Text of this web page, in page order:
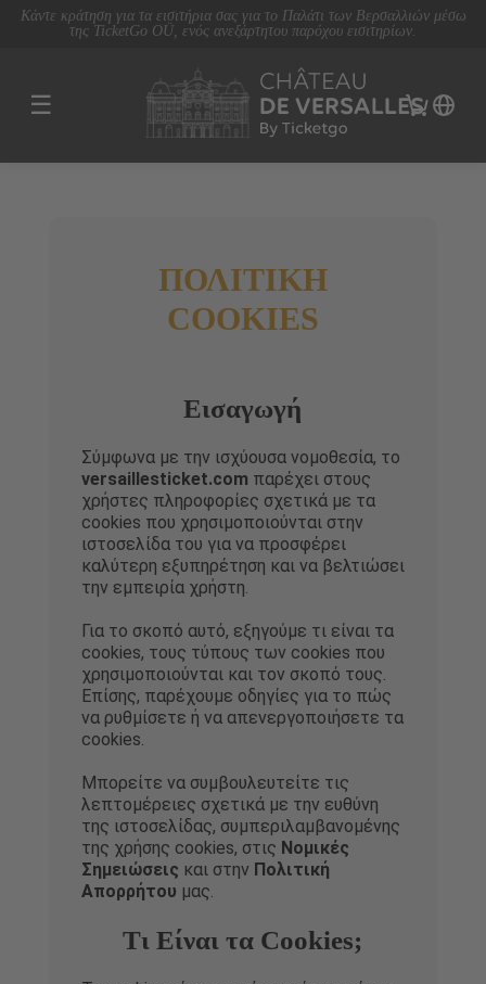
Κάντε κράτηση για τα εισιτήρια σας για το Παλάτι των Βερσαλλιών μέσω
της TicketGo OÜ, ενός ανεξάρτητου παρόχου εισιτηρίων.
☰
ΠΟΛΙΤΙΚΗ
COOKIES
Εισαγωγή
Σύμφωνα με την ισχύουσα νομοθεσία, το
versaillesticket.com παρέχει στους
χρήστες πληροφορίες σχετικά με τα
cookies που χρησιμοποιούνται στην
ιστοσελίδα του για να προσφέρει
καλύτερη εξυπηρέτηση και να βελτιώσει
την εμπειρία χρήστη.
Για το σκοπό αυτό, εξηγούμε τι είναι τα
cookies, τους τύπους των cookies που
χρησιμοποιούνται και τον σκοπό τους.
Επίσης, παρέχουμε οδηγίες για το πώς
να ρυθμίσετε ή να απενεργοποιήσετε τα
cookies.
Μπορείτε να συμβουλευτείτε τις
λεπτομέρειες σχετικά με την ευθύνη
της ιστοσελίδας, συμπεριλαμβανομένης
της χρήσης cookies, στις Νομικές
Σημειώσεις και στην Πολιτική
Απορρήτου μας.
Τι Είναι τα Cookies;